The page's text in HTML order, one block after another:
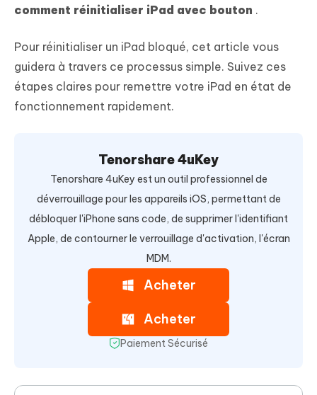
comment réinitialiser iPad avec bouton .
Pour réinitialiser un iPad bloqué, cet article vous
guidera à travers ce processus simple. Suivez ces
étapes claires pour remettre votre iPad en état de
fonctionnement rapidement.
Tenorshare 4uKey
Tenorshare 4uKey est un outil professionnel de
déverrouillage pour les appareils iOS, permettant de
débloquer l'iPhone sans code, de supprimer l'identifiant
Apple, de contourner le verrouillage d'activation, l'écran
MDM.
Acheter
Acheter
Paiement Sécurisé